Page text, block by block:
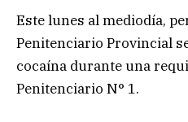
Este lunes al mediodía,
Penitenciario Provincial
cocaína durante una
Penitenciario N° 1.